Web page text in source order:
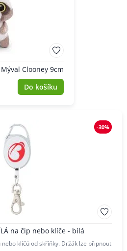
Clooney 9cm
Do košíku
-30%
na čip nebo klíče - bílá
klíčů od skříňky. Držák lze připnout